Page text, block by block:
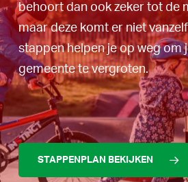
behoort dan ook zeker tot de
maar deze komt er niet
stappen helpen je op weg om
gemeente te vergroten.
STAPPENPLAN BEKIJKEN